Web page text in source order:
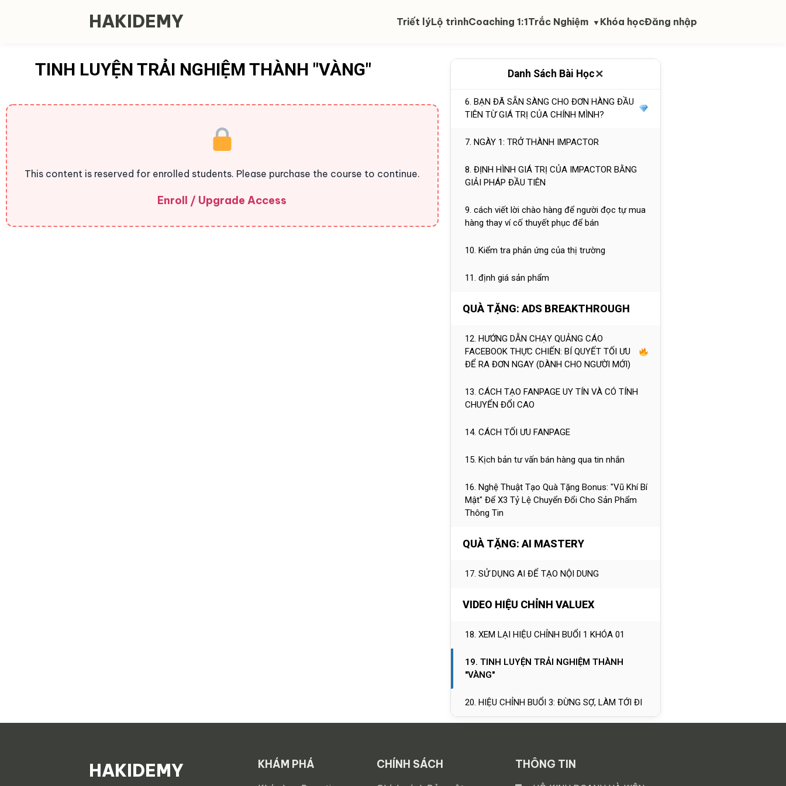
HAKIDEMY Triết lýLộ trìnhCoaching 1:1Trắc Nghiệm ▼ Khóa họcĐăng nhập
TINH LUYỆN TRẢI NGHIỆM THÀNH "VÀNG"
This content is reserved for enrolled students. Please purchase the course to continue.
Enroll / Upgrade Access
Danh Sách Bài Học✕
THỜI GIAN CÓ HẠN
con đường duy nhất để bạn bảo vệ tương lai
của con mình và tìm thấy sự tự do đích thực?
6. BẠN ĐÃ SẴN SÀNG CHO ĐƠN HÀNG ĐẦU
TIÊN TỪ GIÁ TRỊ CỦA CHÍNH MÌNH?
7. NGÀY 1: TRỞ THÀNH IMPACTOR
8. ĐỊNH HÌNH GIÁ TRỊ CỦA IMPACTOR BẰNG
GIẢI PHÁP ĐẦU TIÊN
9. cách viết lời chào hàng để người đọc tự mua
hàng thay ví cố thuyết phục để bán
10. Kiểm tra phản ứng của thị trường
11. định giá sản phẩm
QUÀ TẶNG: ADS BREAKTHROUGH
12. HƯỚNG DẪN CHẠY QUẢNG CÁO
FACEBOOK THỰC CHIẾN: BÍ QUYẾT TỐI ƯU
ĐỂ RA ĐƠN NGAY (DÀNH CHO NGƯỜI MỚI)
13. CÁCH TẠO FANPAGE UY TÍN VÀ CÓ TÍNH
CHUYỂN ĐỔI CAO
14. CÁCH TỐI ƯU FANPAGE
15. Kịch bản tư vấn bán hàng qua tin nhắn
16. Nghệ Thuật Tạo Quà Tặng Bonus: "Vũ Khí Bí
Mật" Để X3 Tỷ Lệ Chuyển Đổi Cho Sản Phẩm
Thông Tin
QUÀ TẶNG: AI MASTERY
17. SỬ DỤNG AI ĐỂ TẠO NỘI DUNG
VIDEO HIỆU CHỈNH VALUEX
18. XEM LẠI HIỆU CHỈNH BUỔI 1 KHÓA 01
19. TINH LUYỆN TRẢI NGHIỆM THÀNH
"VÀNG"
20. HIỆU CHỈNH BUỔI 3: ĐỪNG SỢ, LÀM TỚI ĐI
HAKIDEMY KHÁM PHÁ CHÍNH SÁCH THÔNG TIN